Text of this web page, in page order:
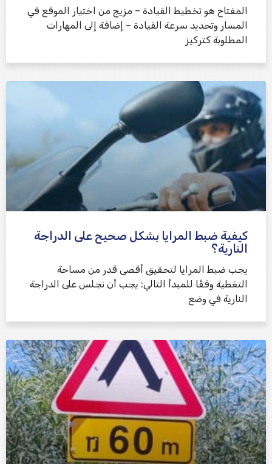
المفتاح هو تخطيط القيادة – مزيج من اختيار الموقع في
المسار وتحديد سرعة القيادة – إضافة إلى المهارات
المطلوبة كتركيز
كيفية ضبط المرايا بشكل صحيح على الدراجة
النارية؟
يجب ضبط المرايا لتحقيق أقصى قدر من مساحة
التغطية وفقًا للمبدأ التالي: يجب أن نجلس على الدراجة
النارية في وضع